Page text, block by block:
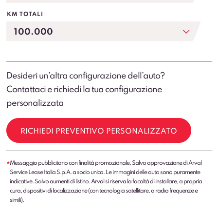
KM TOTALI
Desideri un’altra configurazione dell’auto?
Contattaci e richiedi la tua configurazione
personalizzata
RICHIEDI PREVENTIVO PERSONALIZZATO
*Messaggio pubblicitario con finalità promozionale. Salvo approvazione di Arval
Service Lease Italia S.p.A. a socio unico. Le immagini delle auto sono puramente
indicative. Salvo aumenti di listino. Arval si riserva la facoltà di installare, a propria
cura, dispositivi di localizzazione (con tecnologia satellitare, a radio frequenze e
simili).